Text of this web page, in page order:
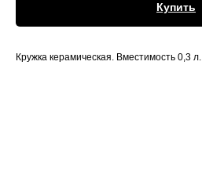
Купить
Кружка керамическая. Вместимость 0,3 л.